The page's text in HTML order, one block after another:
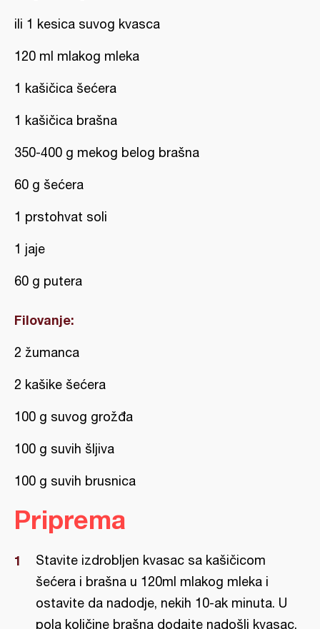
ili 1 kesica suvog kvasca
120 ml mlakog mleka
1 kašičica šećera
1 kašičica brašna
350-400 g mekog belog brašna
60 g šećera
1 prstohvat soli
1 jaje
60 g putera
Filovanje:
2 žumanca
2 kašike šećera
100 g suvog grožđa
100 g suvih šljiva
100 g suvih brusnica
Priprema
Stavite izdrobljen kvasac sa kašičicom
šećera i brašna u 120ml mlakog mleka i
ostavite da nadodje, nekih 10-ak minuta. U
pola količine brašna dodajte nadošli kvasac,